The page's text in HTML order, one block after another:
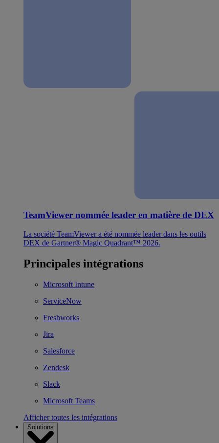
TeamViewer nommée leader en matière de DEX
La société TeamViewer a été nommée leader dans les outils
DEX de Gartner® Magic Quadrant™ 2026.
Principales intégrations
Microsoft Intune
ServiceNow
Freshworks
Jira
Salesforce
Zendesk
Slack
Microsoft Teams
Afficher toutes les intégrations
Solutions